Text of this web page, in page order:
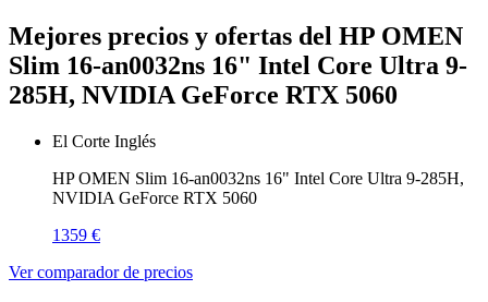
Mejores precios y ofertas del HP OMEN
Slim 16-an0032ns 16" Intel Core Ultra 9-
285H, NVIDIA GeForce RTX 5060
El Corte Inglés
HP OMEN Slim 16-an0032ns 16" Intel Core Ultra 9-285H,
NVIDIA GeForce RTX 5060
1359 €
Ver comparador de precios